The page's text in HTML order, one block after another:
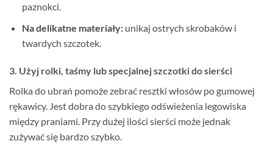
paznokci.
Na delikatne materiały:unikaj ostrych skrobaków i
twardych szczotek.
3. Użyj rolki, taśmy lub specjalnej szczotki do sierści
Rolka do ubrań pomoże zebrać resztki włosów po gumowej
rękawicy. Jest dobra do szybkiego odświeżenia legowiska
między praniami. Przy dużej ilości sierści może jednak
zużywać się bardzo szybko.